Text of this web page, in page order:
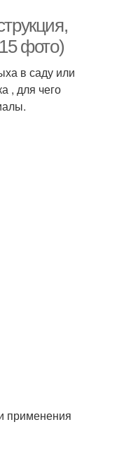
фото)
в саду или
, для чего
применения